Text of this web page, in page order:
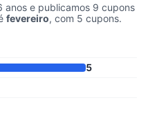
anos e publicamos 9 cupons
fevereiro, com 5 cupons.
por mês, somando os últimos
5